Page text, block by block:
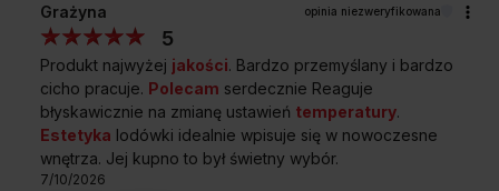
Funkcja Super chłodzenie
Dzięki Funkcji Super chłodzenie szybko schłodzisz
dużą liczbę produktów jednocześnie - im krócej trwa
ten proces, tym dłużej produkty zachowują świeżość
i wartości odżywcze.
Funkcja Super zamrażanie
A
SZEROKOŚĆ
B
GŁĘBOKOŚĆ 59,0 cm
Grażyna opinia niezweryfikowana
5
Produkt najwyżej jakości. Bardzo przemyślany i bardzo
cicho pracuje. Polecam serdecznie Reaguje
błyskawicznie na zmianę ustawień temperatury.
Estetyka lodówki idealnie wpisuje się w nowoczesne
wnętrza. Jej kupno to był świetny wybór.
7/10/2026